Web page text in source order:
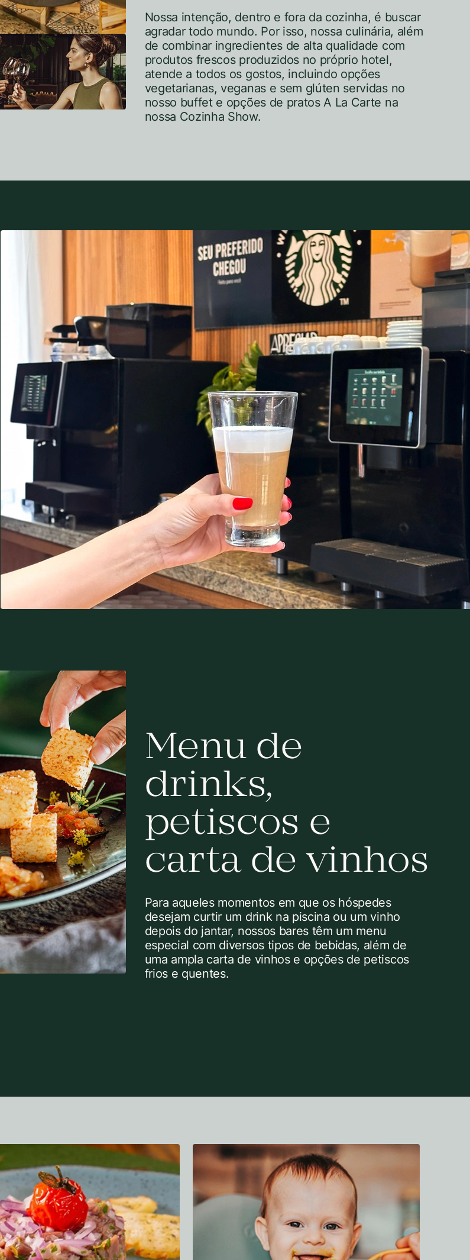
Nossa intenção, dentro e fora da cozinha, é buscar
agradar todo mundo. Por isso, nossa culinária, além
de combinar ingredientes de alta qualidade com
produtos frescos produzidos no próprio hotel,
atende a todos os gostos, incluindo opções
vegetarianas, veganas e sem glúten servidas no
nosso buffet e opções de pratos A La Carte na
nossa Cozinha Show.
Menu de
drinks,
petiscos e
carta de vinhos
Para aqueles momentos em que os hóspedes
desejam curtir um drink na piscina ou um vinho
depois do jantar, nossos bares têm um menu
especial com diversos tipos de bebidas, além de
uma ampla carta de vinhos e opções de petiscos
frios e quentes.